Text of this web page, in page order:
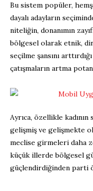
Bu sistem popüler,
dayalı adayların
niteliğin, donanımın
bölgesel olarak etnik,
seçilme şansını
çatışmaların artma
Ayrıca, özellikle kadının
gelişmiş ve gelişmekte
meclise girmeleri daha
küçük illerde bölgesel
güçlendirdiğinden parti